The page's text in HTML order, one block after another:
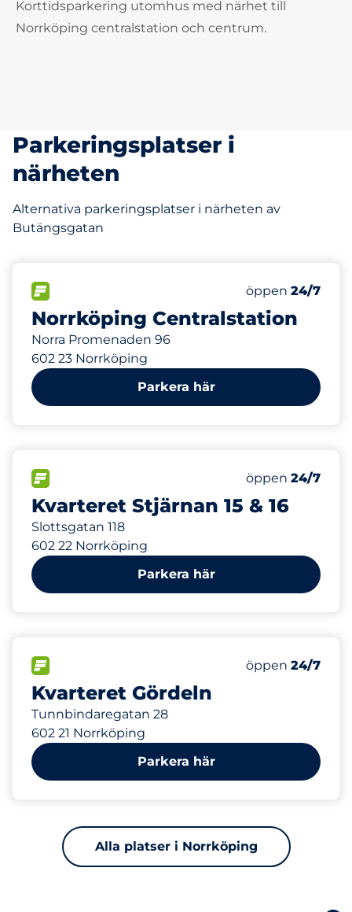
Korttidsparkering utomhus med närhet till
Norrköping centralstation och centrum.
Parkeringsplatser i
närheten
Alternativa parkeringsplatser i närheten av
Butängsgatan
Norrköping Centralstation
Norra Promenaden 96
602 23 Norrköping
Antal
Totalt antal
Fredag
öppen 24/7
113 m
Parkera här
Kvarteret Stjärnan 15 & 16
Slottsgatan 118
602 22 Norrköping
Antal
Totalt antal
Fredag
öppen 24/7
222 m
Parkera här
Kvarteret Gördeln
Tunnbindaregatan 28
602 21 Norrköping
Antal
Totalt antal
Fredag
öppen 24/7
476 m
Parkera här
Alla platser i Norrköping